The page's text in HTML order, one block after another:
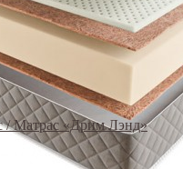
/ Матрас «Дрим Лэнд»